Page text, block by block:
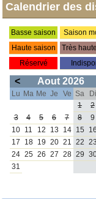
Calendrier des